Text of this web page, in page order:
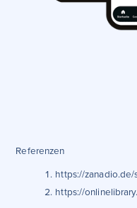
Referenzen
https://
https://